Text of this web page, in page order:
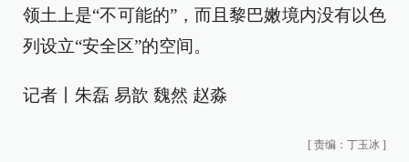
领土上是“不可能的”，而且黎巴嫩境内没有以色
列设立“安全区”的空间。
记者丨朱磊 易歆 魏然 赵淼
[ 责编：丁玉冰 ]